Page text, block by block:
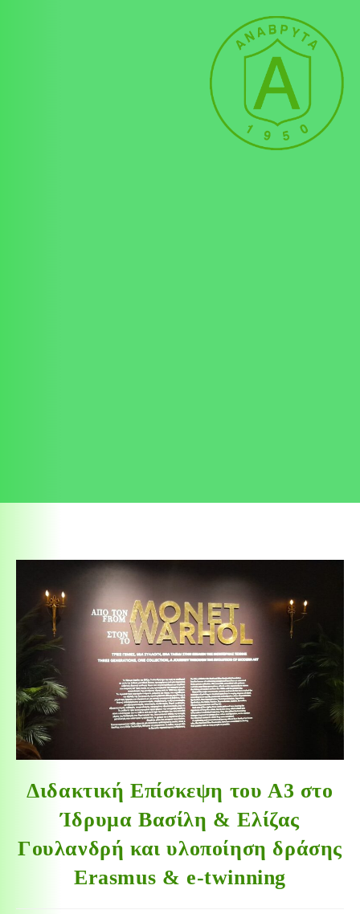
Διδακτική Επίσκεψη του Α3 στο
Ίδρυμα Βασίλη & Ελίζας
Γουλανδρή και υλοποίηση δράσης
Erasmus & e-twinning